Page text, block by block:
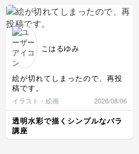
サシェ
レザークラフト
消しゴムはんこ
クラフト
ぬいぐるみ
フラワーアレンジメント
手帳・ノート
アロマ・ハーブ
パーソナルカラー
暮らし
和菓子
料理
Webデザイン
画像編集ツール
ボケ・丸ボケ
構図
光・ライティング
こはるゆみ
絵が切れてしまったので、再投
稿です。
イラスト・絵画 2026/08/06
透明水彩で描くシンプルなバラ
講座